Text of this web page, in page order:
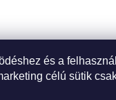
és a
célú sütik